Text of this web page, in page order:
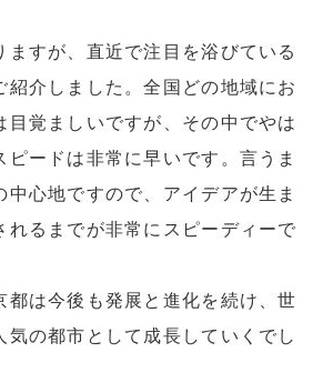
ますが、直近で注目を浴びている
紹介しました。全国どの地域にお
目覚ましいですが、その中でやは
ピードは非常に早いです。言うま
中心地ですので、アイデアが生ま
れるまでが非常にスピーディーで
都は今後も発展と進化を続け、世
気の都市として成長していくでし